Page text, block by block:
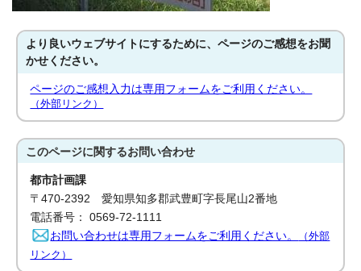
より良いウェブサイトにするために、ページのご感想をお聞
かせください。
ページのご感想入力は専用フォームをご利用ください。
（外部リンク）
このページに関するお問い合わせ
都市計画課
〒470-2392 愛知県知多郡武豊町字長尾山2番地
電話番号： 0569-72-1111
お問い合わせは専用フォームをご利用ください。
（外部
リンク）